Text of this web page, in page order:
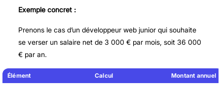
Exemple concret :
Prenons le cas d’un développeur web junior qui souhaite
se verser un salaire net de 3 000 € par mois, soit 36 000
€ par an.
Élément Calcul Montant annuel